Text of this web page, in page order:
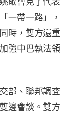
一帶一路」，
時，雙方還重
強中巴執法領
部、聯邦調查
邊會談。雙方